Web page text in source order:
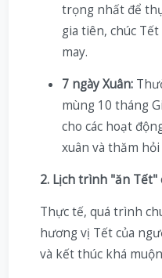
trọng nhất để
gia tiên, chúc
may.
7 ngày Xuân:
mùng 10 tháng
cho các hoạt
xuân và thăm
2. Lịch trình "ăn Tết"
Thực tế, quá trình
hương vị Tết của
và kết thúc khá